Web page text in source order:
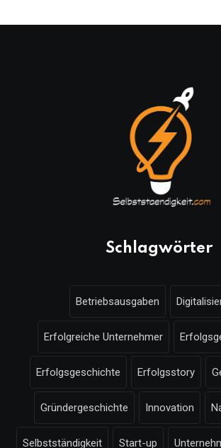
Schlagwörter
Betriebsausgaben
Erfolgreiche Unternehmer
Erfolgsgeschichte Erfolgsstory
Gründergeschichte Innovation
Selbstständigkeit Start-up